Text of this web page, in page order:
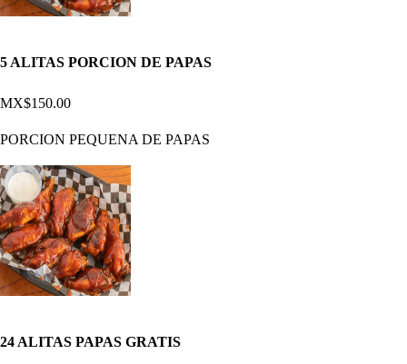
5 ALITAS PORCION DE PAPAS
MX$150.00
PORCION PEQUENA DE PAPAS
24 ALITAS PAPAS GRATIS